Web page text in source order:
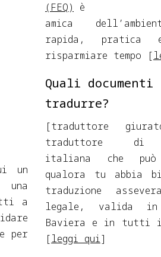
un
a
per
(FEQ)
è
amica
rapida, pratica
risparmiare tempo [
Quali documenti
tradurre?
[traduttore
traduttore di
italiana che può
qualora tu abbia
traduzione
legale, valida
Baviera e in tutti i
[leggi qui]